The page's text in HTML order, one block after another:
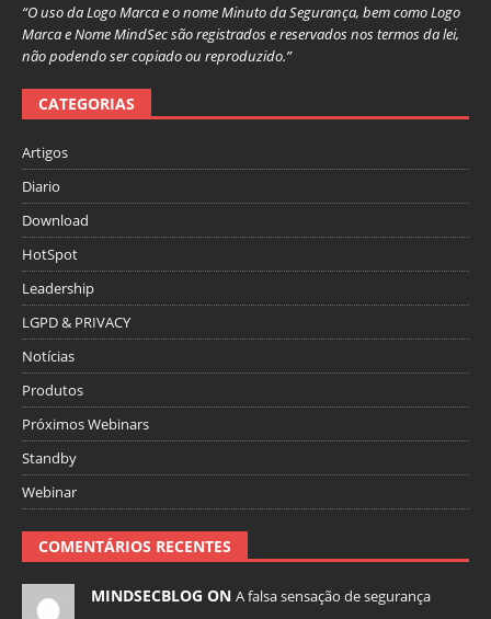
“O uso da Logo Marca e o nome Minuto da Segurança, bem como Logo
Marca e Nome MindSec são registrados e reservados nos termos da lei,
não podendo ser copiado ou reproduzido.”
CATEGORIAS
Artigos
Diario
Download
HotSpot
Leadership
LGPD & PRIVACY
Notícias
Produtos
Próximos Webinars
Standby
Webinar
COMENTÁRIOS RECENTES
MINDSECBLOG ON A falsa sensação de segurança